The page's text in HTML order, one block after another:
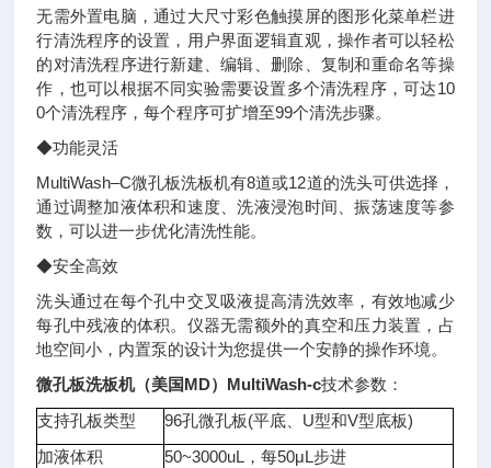
无需外置电脑，通过大尺寸彩色触摸屏的图形化菜单栏进
行清洗程序的设置，用户界面逻辑直观，操作者可以轻松
的对清洗程序进行新建、编辑、删除、复制和重命名等操
作，也可以根据不同实验需要设置多个清洗程序，可达10
0个清洗程序，每个程序可扩增至99个清洗步骤。
◆功能灵活
MultiWash–C微孔板洗板机有8道或12道的洗头可供选择，
通过调整加液体积和速度、洗液浸泡时间、振荡速度等参
数，可以进一步优化清洗性能。
◆安全高效
洗头通过在每个孔中交叉吸液提高清洗效率，有效地减少
每孔中残液的体积。仪器无需额外的真空和压力装置，占
地空间小，内置泵的设计为您提供一个安静的操作环境。
微孔板洗板机（美国MD） MultiWash-c技术参数：
支持孔板类型
96孔微孔板(平底、U型和V型底板)
加液体积
50~3000uL，每50μL步进